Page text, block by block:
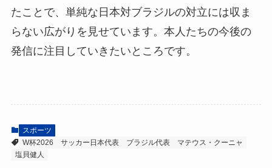
たことで、単純な日本対ブラジルの対立には収ま
らない広がりを見せています。本人たちの今後の
発信に注目していきたいところです。
スポーツ
W杯2026
サッカー日本代表 ブラジル代表
マテウス・クーニャ
塩貝健人